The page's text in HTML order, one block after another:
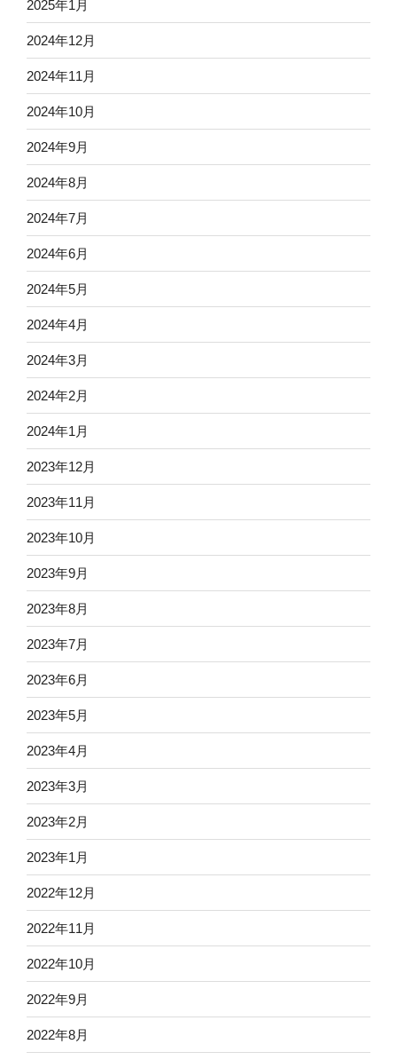
2025年1月
2024年12月
2024年11月
2024年10月
2024年9月
2024年8月
2024年7月
2024年6月
2024年5月
2024年4月
2024年3月
2024年2月
2024年1月
2023年12月
2023年11月
2023年10月
2023年9月
2023年8月
2023年7月
2023年6月
2023年5月
2023年4月
2023年3月
2023年2月
2023年1月
2022年12月
2022年11月
2022年10月
2022年9月
2022年8月